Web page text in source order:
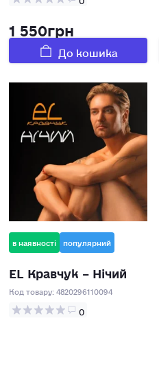
1 550грн
До кошика
в наявності популярний
EL Кравчук – Нічий
Код товару:4820296110094
0